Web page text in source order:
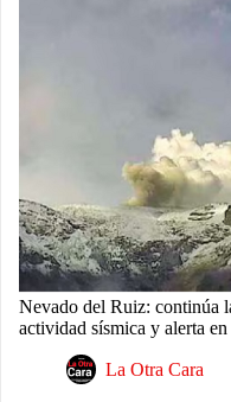
Nevado del Ruiz: continúa
actividad sísmica y alerta en
La Otra Cara